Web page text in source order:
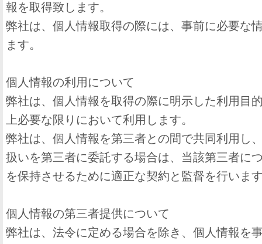
報を取得致します。
弊社は、個人情報取得の際には、事前に必要な
ます。
個人情報の利用について
弊社は、個人情報を取得の際に明示した利用目
上必要な限りにおいて利用します。
弊社は、個人情報を第三者との間で共同利用し
扱いを第三者に委託する場合は、当該第三者に
を保持させるために適正な契約と監督を行いま
個人情報の第三者提供について
弊社は、法令に定める場合を除き、個人情報を